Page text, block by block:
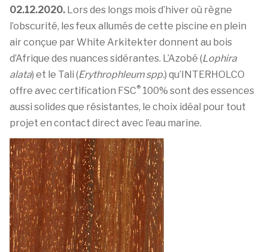
02.12.2020. Lors des longs mois d’hiver où règne
l’obscurité, les feux allumés de cette piscine en plein
air conçue par White Arkitekter donnent au bois
d’Afrique des nuances sidérantes. L’Azobé (Lophira
alata) et le Tali (Erythrophleum spp.) qu’INTERHOLCO
offre avec certification FSC® 100% sont des essences
aussi solides que résistantes, le choix idéal pour tout
projet en contact direct avec l’eau marine.